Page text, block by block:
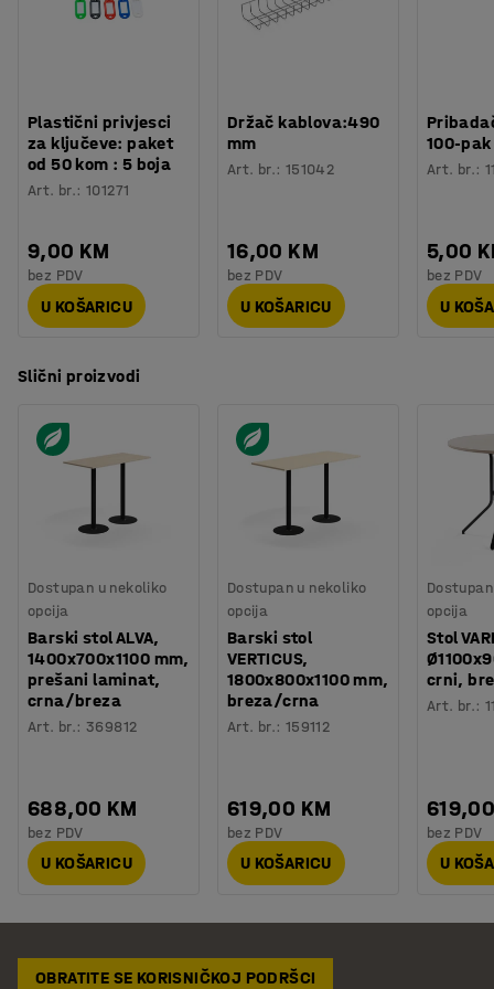
ovaj stol prikladnim za većinu okruženja, kao što su
školske blagovaonice, sobe za odmor i uredi.
Broj za boju postolja
RAL 9016
Težina: 39,5 kg
Montaža: Dolazi nesastavljeno
Testirano: EN 15372
Plastični privjesci
za ključeve: paket
od 50 kom : 5 boja
Art. br.:101271
9,00 KM
bez PDV
U KOŠARICU
Držač kablova:490
mm
Art. br.: 151042
16,00 KM
bez PDV
U KOŠARICU
100-pak
Art. br.:
5,00
bez PDV
U
Slični proizvodi
Dostupan u nekoliko
opcija
Barski stol ALVA,
1400x700x1100 mm,
prešani laminat,
crna/breza
Art. br.:369812
688,00 KM
bez PDV
U KOŠARICU
Dostupan u nekoliko
opcija
Barski stol
VERTICUS,
1800x800x1100 mm,
breza/crna
Art. br.: 159112
619,00 KM
bez PDV
U KOŠARICU
opcija
Stol
crni,
Art. br.:
bez PDV
U
OBRATITE SE KORISNIČKOJ PODRŠCI